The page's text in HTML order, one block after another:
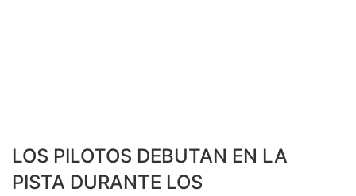
LOS PILOTOS DEBUTAN EN LA
PISTA DURANTE LOS